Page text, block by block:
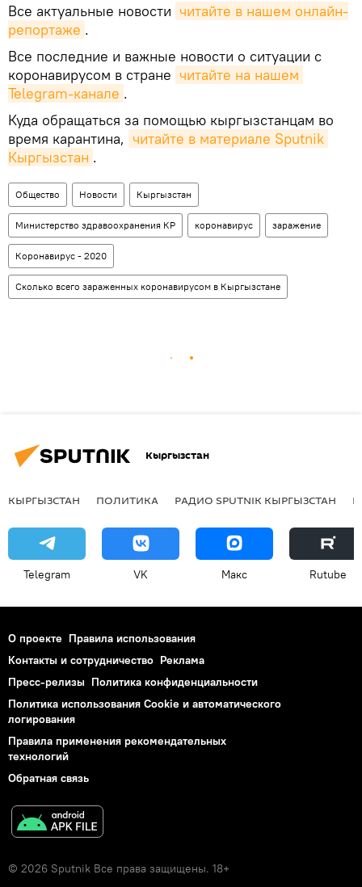
Все актуальные новости читайте в нашем онлайн-
репортаже .
Все последние и важные новости о ситуации с
коронавирусом в стране читайте на нашем
Telegram-канале .
Куда обращаться за помощью кыргызстанцам во
время карантина, читайте в материале Sputnik
Кыргызстан .
Общество Новости Кыргызстан
Министерство здравоохранения КР коронавирус заражение
Коронавирус - 2020
Сколько всего зараженных коронавирусом в Кыргызстане
Кыргызстан
КЫРГЫЗСТАН ПОЛИТИКА РАДИО SPUTNIK КЫРГЫЗСТАН
Telegram VK Макс Rutube
О проекте Правила использования
Контакты и сотрудничество Реклама
Пресс-релизы Политика конфиденциальности
Политика использования Cookie и автоматического
логирования
Правила применения рекомендательных
технологий
Обратная связь
© 2026 Sputnik Все права защищены. 18+